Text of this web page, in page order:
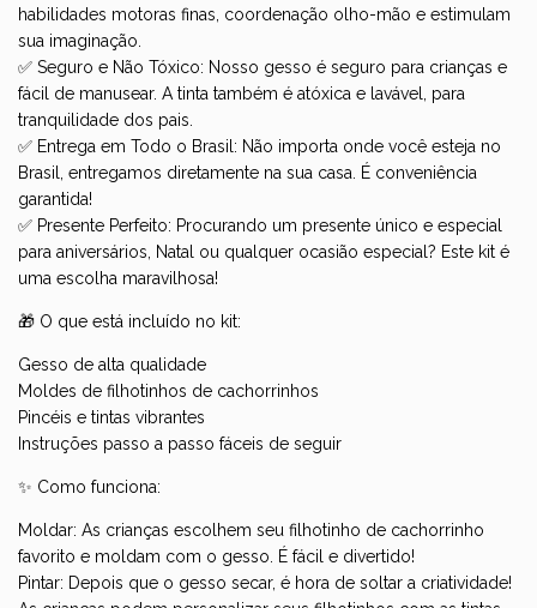
habilidades motoras finas, coordenação olho-mão e estimulam
sua imaginação.
✅ Seguro e Não Tóxico: Nosso gesso é seguro para crianças e
fácil de manusear. A tinta também é atóxica e lavável, para
tranquilidade dos pais.
✅ Entrega em Todo o Brasil: Não importa onde você esteja no
Brasil, entregamos diretamente na sua casa. É conveniência
garantida!
✅ Presente Perfeito: Procurando um presente único e especial
para aniversários, Natal ou qualquer ocasião especial? Este kit é
uma escolha maravilhosa!
🎁 O que está incluído no kit:
Gesso de alta qualidade
Moldes de filhotinhos de cachorrinhos
Pincéis e tintas vibrantes
Instruções passo a passo fáceis de seguir
✨ Como funciona:
Moldar: As crianças escolhem seu filhotinho de cachorrinho
favorito e moldam com o gesso. É fácil e divertido!
Pintar: Depois que o gesso secar, é hora de soltar a criatividade!